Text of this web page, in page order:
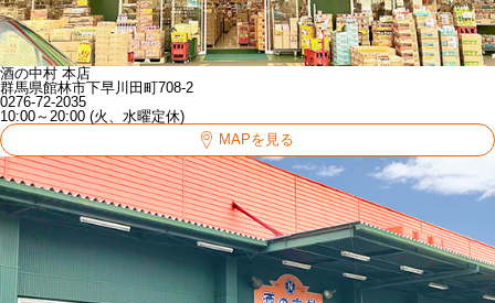
酒の中村 本店
群馬県館林市下早川田町708-2
0276-72-2035
10:00～20:00 (火、水曜定休)
MAPを見る